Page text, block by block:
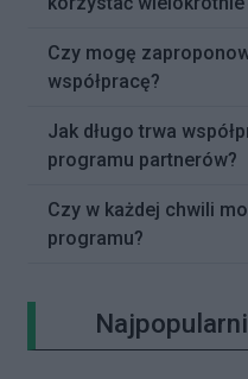
Czy mogę
współpracę?
Jak długo trwa
programu partnerów?
Czy w każdej chwili
programu?